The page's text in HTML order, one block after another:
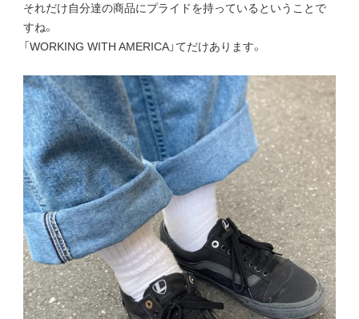
それだけ自分達の商品にプライドを持っているということで
すね。
「WORKING WITH AMERICA」てだけあります。